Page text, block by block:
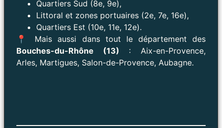
Quartiers Sud (8e, 9e),
Littoral et zones portuaires (2e, 7e, 16e),
Quartiers Est (10e, 11e, 12e).
📍 Mais aussi dans tout le département des
Bouches-du-Rhône (13) : Aix-en-Provence,
Arles, Martigues, Salon-de-Provence, Aubagne.